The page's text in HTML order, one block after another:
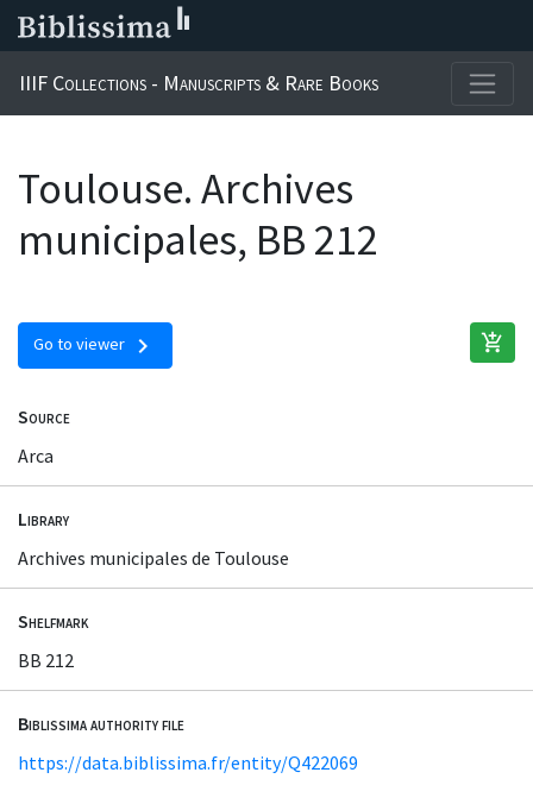
IIIF Collections - Manuscripts & Rare Books
Toulouse. Archives
municipales, BB 212
Go to viewer chevron_right add_shopping_cart
Source
Arca
Library
Archives municipales de Toulouse
Shelfmark
BB 212
Biblissima authority file
https://data.biblissima.fr/entity/Q422069